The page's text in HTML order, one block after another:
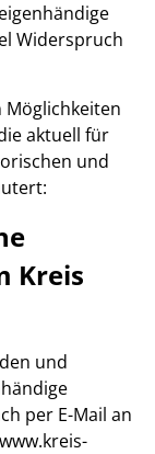
Widerspruch
Möglichkeiten
aktuell für
und
Kreis
und
per E-Mail an